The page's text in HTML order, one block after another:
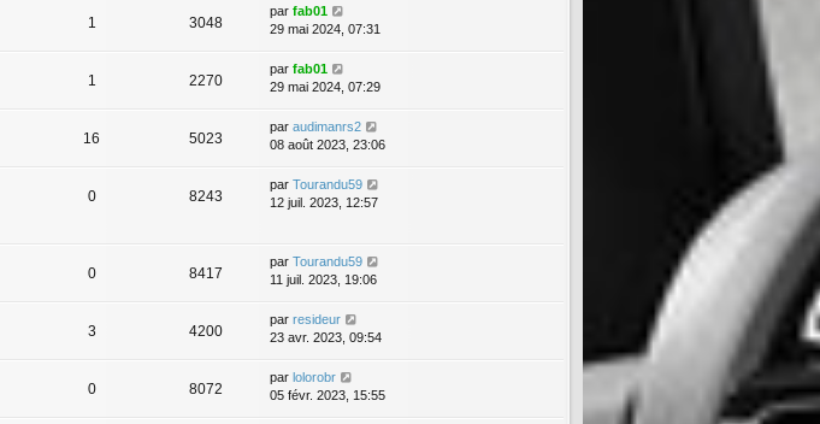
1 3048
par fab01
29 mai 2024, 07:31
1 2270
par fab01
29 mai 2024, 07:29
16 5023
par audimanrs2
08 août 2023, 23:06
0 8243
par Tourandu59
12 juil. 2023, 12:57
0 8417
par Tourandu59
11 juil. 2023, 19:06
3 4200
par resideur
23 avr. 2023, 09:54
0 8072
par lolorobr
05 févr. 2023, 15:55